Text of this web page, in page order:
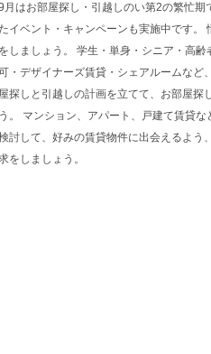
月はお部屋探し・引越しのい第2の繁忙期
たイベント・キャンペーンも実施中です。
をしましょう。 学生・単身・シニア・高齢
・デザイナーズ賃貸・シェアルームなど
屋探しと引越しの計画を立てて、お部屋探
う。 マンション、アパート、戸建て賃貸な
討して、好みの賃貸物件に出会えるよう
をしましょう。